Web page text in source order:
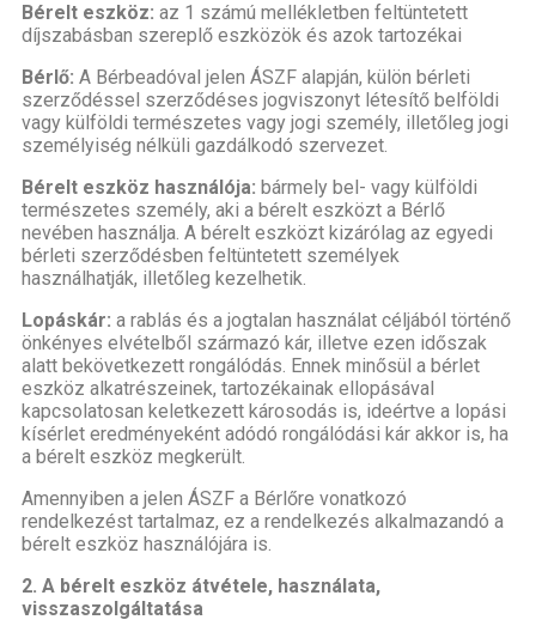
Bérelt eszköz: az 1 számú mellékletben feltüntetett
díjszabásban szereplő eszközök és azok tartozékai
Bérlő: A Bérbeadóval jelen ÁSZF alapján, külön bérleti
szerződéssel szerződéses jogviszonyt létesítő belföldi
vagy külföldi természetes vagy jogi személy, illetőleg jogi
személyiség nélküli gazdálkodó szervezet.
Bérelt eszköz használója: bármely bel- vagy külföldi
természetes személy, aki a bérelt eszközt a Bérlő
nevében használja. A bérelt eszközt kizárólag az egyedi
bérleti szerződésben feltüntetett személyek
használhatják, illetőleg kezelhetik.
Lopáskár: a rablás és a jogtalan használat céljából történő
önkényes elvételből származó kár, illetve ezen időszak
alatt bekövetkezett rongálódás. Ennek minősül a bérlet
eszköz alkatrészeinek, tartozékainak ellopásával
kapcsolatosan keletkezett károsodás is, ideértve a lopási
kísérlet eredményeként adódó rongálódási kár akkor is, ha
a bérelt eszköz megkerült.
Amennyiben a jelen ÁSZF a Bérlőre vonatkozó
rendelkezést tartalmaz, ez a rendelkezés alkalmazandó a
bérelt eszköz használójára is.
2. A bérelt eszköz átvétele, használata,
visszaszolgáltatása